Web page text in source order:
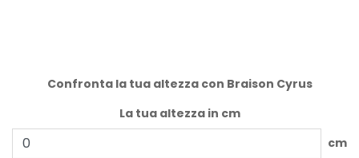
Confronta la tua altezza con Braison Cyrus
La tua altezza in cm
cm